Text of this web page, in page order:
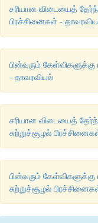
சரியான விடையைத்
பிரச்சினைகள் -
பின்வரும் கேள்விகளுக்கு
- தாவரவியல்
சரியான விடையைத்
சுற்றுச்சூழல்
பின்வரும் கேள்விகளுக்கு
சுற்றுச்சூழல்